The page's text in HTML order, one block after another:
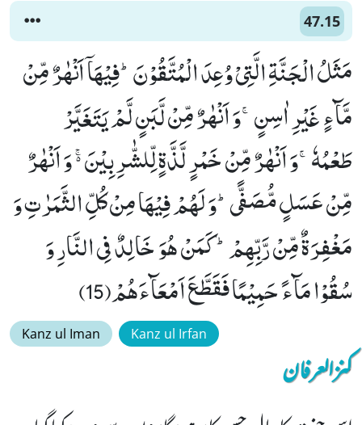
47.15
مَثَلُ الْجَنَّةِ الَّتِیْ وُعِدَ الْمُتَّقُوْنَؕ-فِیْهَاۤ اَنْهٰرٌ مِّنْ
مَّآءٍ غَیْرِ اٰسِنٍۚ-وَ اَنْهٰرٌ مِّنْ لَّبَنٍ لَّمْ یَتَغَیَّرْ
طَعْمُهٗۚ-وَ اَنْهٰرٌ مِّنْ خَمْرٍ لَّذَّةٍ لِّلشّٰرِبِیْنَ ﳛ وَ اَنْهٰرٌ
مِّنْ عَسَلٍ مُّصَفًّىؕ-وَ لَهُمْ فِیْهَا مِنْ كُلِّ الثَّمَرٰتِ وَ
مَغْفِرَةٌ مِّنْ رَّبِّهِمْؕ-كَمَنْ هُوَ خَالِدٌ فِی النَّارِ وَ
سُقُوْا مَآءً حَمِیْمًا فَقَطَّعَ اَمْعَآءَهُمْ(15)
Kanz ul Iman Kanz ul Irfan
کنزالعرفان